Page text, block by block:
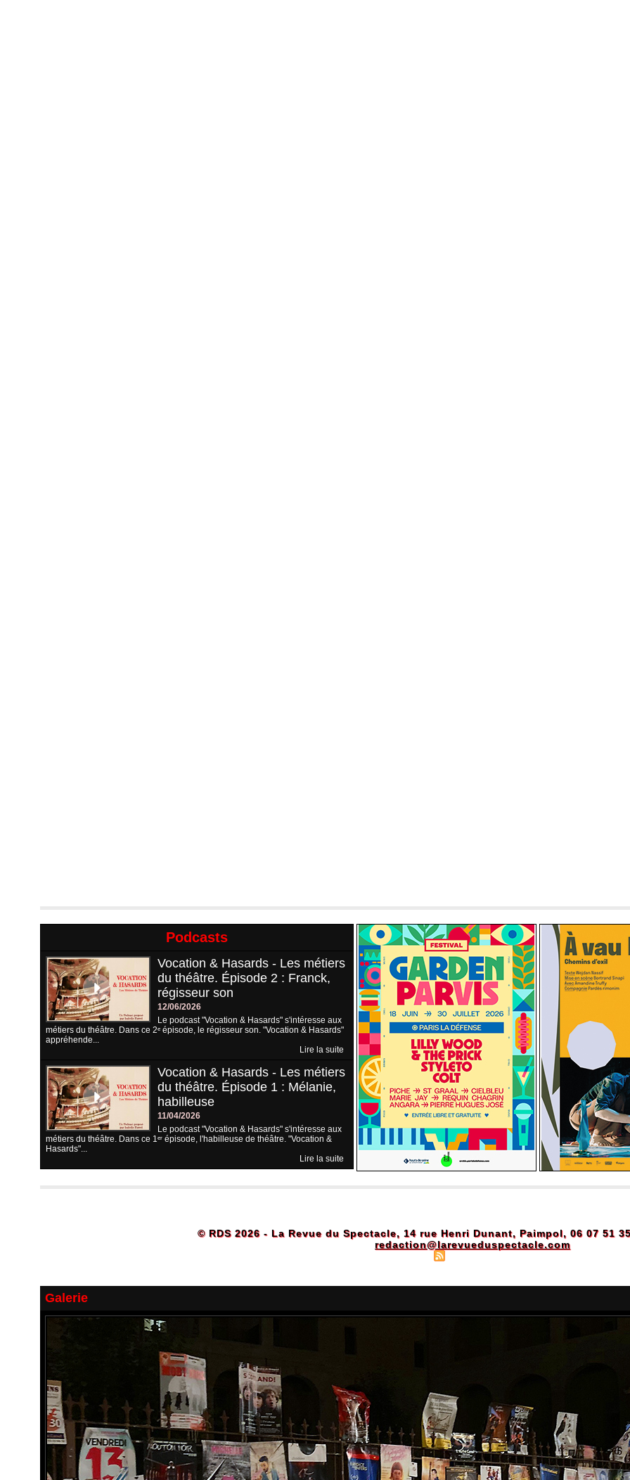
Podcasts
Vocation & Hasards - Les métiers
du théâtre. Épisode 2 : Franck,
régisseur son
12/06/2026
Le podcast "Vocation & Hasards" s'intéresse aux
métiers du théâtre. Dans ce 2ᵉ épisode, le régisseur son. "Vocation & Hasards"
appréhende...
Lire la suite
Vocation & Hasards - Les métiers
du théâtre. Épisode 1 : Mélanie,
habilleuse
11/04/2026
Le podcast "Vocation & Hasards" s'intéresse aux
métiers du théâtre. Dans ce 1ᵉʳ épisode, l'habilleuse de théâtre. "Vocation &
Hasards"...
Lire la suite
© RDS 2026 - La Revue du Spectacle, 14 rue Henri Dunant, Paimpol, 06 07 51
redaction@larevueduspectacle.com
Galerie